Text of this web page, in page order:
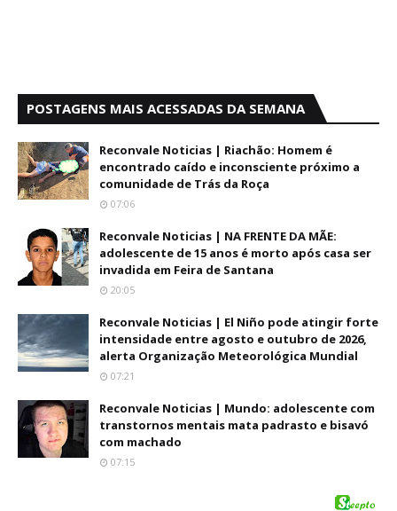
POSTAGENS MAIS ACESSADAS DA SEMANA
Reconvale Noticias | Riachão: Homem é
encontrado caído e inconsciente próximo a
comunidade de Trás da Roça
07:06
Reconvale Noticias | NA FRENTE DA MÃE:
adolescente de 15 anos é morto após casa ser
invadida em Feira de Santana
20:05
Reconvale Noticias | El Niño pode atingir forte
intensidade entre agosto e outubro de 2026,
alerta Organização Meteorológica Mundial
07:21
Reconvale Noticias | Mundo: adolescente com
transtornos mentais mata padrasto e bisavó
com machado
07:15